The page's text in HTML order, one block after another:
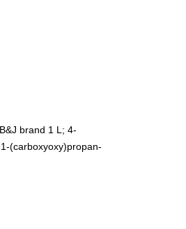
brand 1 L; 4-
(carboxyoxy)propan-